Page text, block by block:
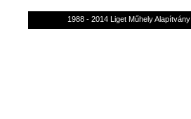
1988 - 2014 Liget Műhely Alapítvány